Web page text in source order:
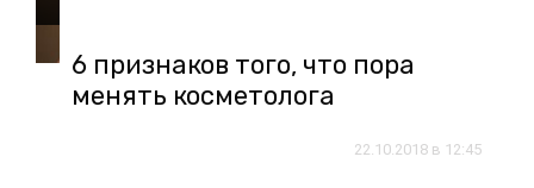
6 признаков того, что пора
менять косметолога
22.10.2018 в 12:45